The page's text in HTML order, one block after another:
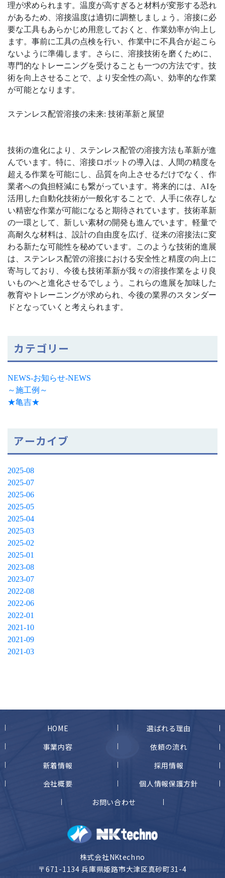
理が求められます。温度が高すぎると材料が変形する恐れ
があるため、溶接温度は適切に調整しましょう。溶接に必
要な工具もあらかじめ用意しておくと、作業効率が向上し
ます。事前に工具の点検を行い、作業中に不具合が起こら
ないように準備します。さらに、溶接技術を磨くために、
専門的なトレーニングを受けることも一つの方法です。技
術を向上させることで、より安全性の高い、効率的な作業
が可能となります。
ステンレス配管溶接の未来: 技術革新と展望
技術の進化により、ステンレス配管の溶接方法も革新が進
んでいます。特に、溶接ロボットの導入は、人間の精度を
超える作業を可能にし、品質を向上させるだけでなく、作
業者への負担軽減にも繋がっています。将来的には、AIを
活用した自動化技術が一般化することで、人手に依存しな
い精密な作業が可能になると期待されています。技術革新
の一環として、新しい素材の開発も進んでいます。軽量で
高耐久な材料は、設計の自由度を広げ、従来の溶接法に変
わる新たな可能性を秘めています。このような技術的進展
は、ステンレス配管の溶接における安全性と精度の向上に
寄与しており、今後も技術革新が我々の溶接作業をより良
いものへと進化させるでしょう。これらの進展を加味した
教育やトレーニングが求められ、今後の業界のスタンダー
ドとなっていくと考えられます。
カテゴリー
NEWS-お知らせ-NEWS
～施工例～
★亀吉★
アーカイブ
2025-08
2025-07
2025-06
2025-05
2025-04
2025-03
2025-02
2025-01
2023-08
2023-07
2022-08
2022-06
2022-01
2021-10
2021-09
2021-03
HOME
選ばれる理由
事業内容
依頼の流れ
新着情報
採用情報
会社概要
個人情報保護方針
お問い合わせ
株式会社NKtechno
〒671-1134 兵庫県姫路市大津区真砂町31-4